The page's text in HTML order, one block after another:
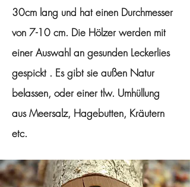
30cm lang und hat einen Durchmesser
von 7-10 cm. Die Hölzer werden mit
einer Auswahl an gesunden Leckerlies
gespickt . Es gibt sie außen Natur
belassen, oder einer tlw. Umhüllung
aus Meersalz, Hagebutten, Kräutern
etc.